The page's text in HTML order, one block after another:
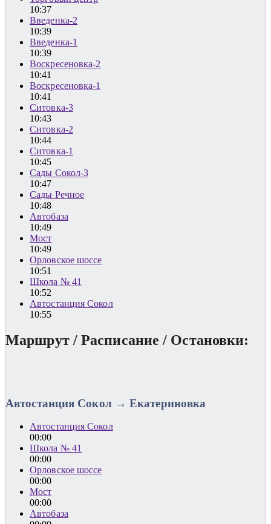
10:37
Введенка-2
10:39
Введенка-1
10:39
Воскресеновка-2
10:41
Воскресеновка-1
10:41
Ситовка-3
10:43
Ситовка-2
10:44
Ситовка-1
10:45
Сады Сокол-3
10:47
Сады Речное
10:48
Автобаза
10:49
Мост
10:49
Орловское шоссе
10:51
Школа № 41
10:52
Автостанция Сокол
10:55
Маршрут / Расписание / Остановки:
Автостанция Сокол → Екатериновка
Автостанция Сокол
00:00
Школа № 41
00:00
Орловское шоссе
00:00
Мост
00:00
Автобаза